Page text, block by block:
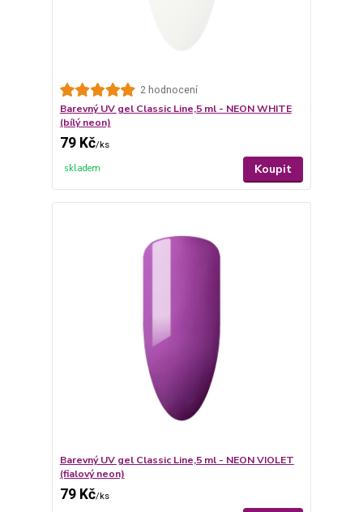
2 hodnocení
Barevný UV gel Classic Line,5 ml - NEON WHITE
(bílý neon)
79 Kč/ks
skladem Koupit
Barevný UV gel Classic Line,5 ml - NEON VIOLET
(fialový neon)
79 Kč/ks